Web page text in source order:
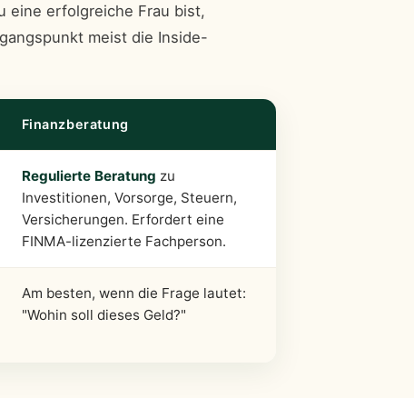
eine erfolgreiche Frau bist,
meist die Inside-
Finanzberatung
Regulierte Beratung zu
Investitionen, Vorsorge, Steuern,
Versicherungen. Erfordert eine
FINMA-lizenzierte Fachperson.
Am besten, wenn die Frage lautet:
"Wohin soll dieses Geld?"